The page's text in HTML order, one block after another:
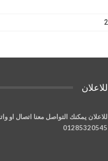
للاعلان
للاعلان يمكنك التواصل معنا اتصال او
01285320545